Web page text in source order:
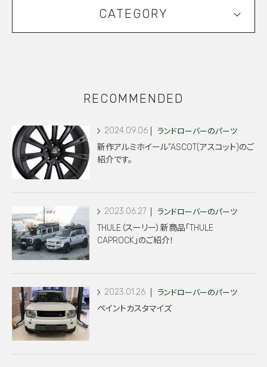
CATEGORY
RECOMMENDED
2024.09.06 ランドローバーのパーツ
新作アルミホイール”ASCOT(アスコット)のご
紹介です。
2023.06.27 ランドローバーのパーツ
THULE（スーリー）新商品「THULE
CAPROCK」のご紹介！
2023.01.26 ランドローバーのパーツ
ペイントカスタマイズ